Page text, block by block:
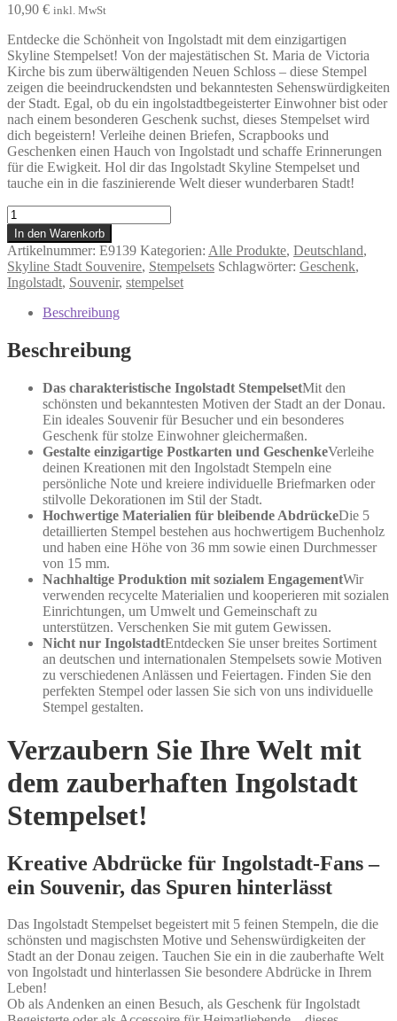
10,90 € inkl. MwSt
Entdecke die Schönheit von Ingolstadt mit dem einzigartigen
Skyline Stempelset! Von der majestätischen St. Maria de Victoria
Kirche bis zum überwältigenden Neuen Schloss – diese Stempel
zeigen die beeindruckendsten und bekanntesten Sehenswürdigkeiten
der Stadt. Egal, ob du ein ingolstadtbegeisterter Einwohner bist oder
nach einem besonderen Geschenk suchst, dieses Stempelset wird
dich begeistern! Verleihe deinen Briefen, Scrapbooks und
Geschenken einen Hauch von Ingolstadt und schaffe Erinnerungen
für die Ewigkeit. Hol dir das Ingolstadt Skyline Stempelset und
tauche ein in die faszinierende Welt dieser wunderbaren Stadt!
Ingolstadt
-
Stempel
Menge
In den Warenkorb
Artikelnummer: E9139 Kategorien: Alle Produkte, Deutschland,
Skyline Stadt Souvenire, Stempelsets Schlagwörter: Geschenk,
Ingolstadt, Souvenir, stempelset
Beschreibung
Beschreibung
Das charakteristische Ingolstadt StempelsetMit den
schönsten und bekanntesten Motiven der Stadt an der Donau.
Ein ideales Souvenir für Besucher und ein besonderes
Geschenk für stolze Einwohner gleichermaßen.
Gestalte einzigartige Postkarten und GeschenkeVerleihe
deinen Kreationen mit den Ingolstadt Stempeln eine
persönliche Note und kreiere individuelle Briefmarken oder
stilvolle Dekorationen im Stil der Stadt.
Hochwertige Materialien für bleibende AbdrückeDie 5
detaillierten Stempel bestehen aus hochwertigem Buchenholz
und haben eine Höhe von 36 mm sowie einen Durchmesser
von 15 mm.
Nachhaltige Produktion mit sozialem EngagementWir
verwenden recycelte Materialien und kooperieren mit sozialen
Einrichtungen, um Umwelt und Gemeinschaft zu
unterstützen. Verschenken Sie mit gutem Gewissen.
Nicht nur IngolstadtEntdecken Sie unser breites Sortiment
an deutschen und internationalen Stempelsets sowie Motiven
zu verschiedenen Anlässen und Feiertagen. Finden Sie den
perfekten Stempel oder lassen Sie sich von uns individuelle
Stempel gestalten.
Verzaubern Sie Ihre Welt mit
dem zauberhaften Ingolstadt
Stempelset!
Kreative Abdrücke für Ingolstadt-Fans –
ein Souvenir, das Spuren hinterlässt
Das Ingolstadt Stempelset begeistert mit 5 feinen Stempeln, die die
schönsten und magischsten Motive und Sehenswürdigkeiten der
Stadt an der Donau zeigen. Tauchen Sie ein in die zauberhafte Welt
von Ingolstadt und hinterlassen Sie besondere Abdrücke in Ihrem
Leben!
Ob als Andenken an einen Besuch, als Geschenk für Ingolstadt